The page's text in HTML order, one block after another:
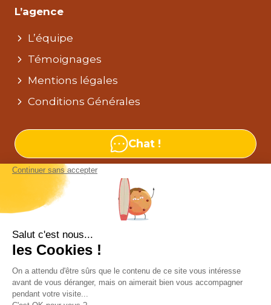
L’agence
L’équipe
Témoignages
Mentions légales
Conditions Générales
Chat !
Nos agences